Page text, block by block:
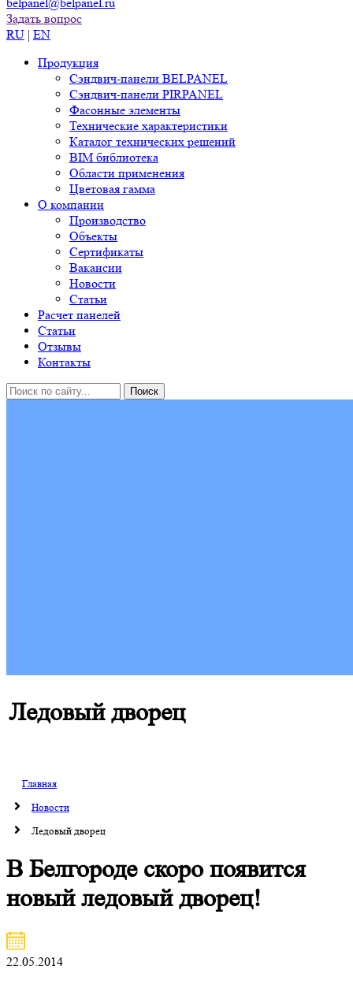
Задать вопрос
RU | EN
Продукция
Сэндвич-панели BELPANEL
Сэндвич-панели PIRPANEL
Фасонные элементы
Технические характеристики
Каталог технических решений
BIM библиотека
Области применения
Цветовая гамма
О компании
Производство
Объекты
Сертификаты
Вакансии
Новости
Статьи
Расчет панелей
Статьи
Отзывы
Контакты
Ледовый дворец
Главная
Новости
Ледовый дворец
В Белгороде скоро появится
новый ледовый дворец!
22.05.2014